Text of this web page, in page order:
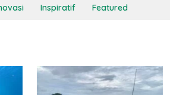
Inspiratif Featured